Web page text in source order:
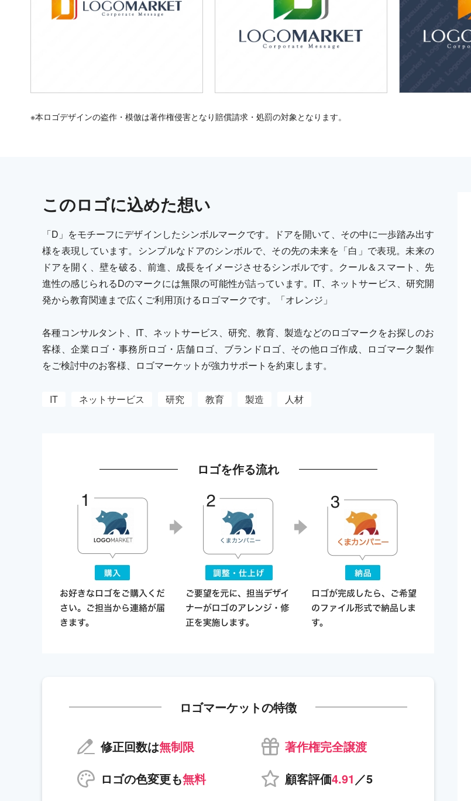
※本ロゴデザインの盗作・模倣は著作権侵害となり賠償請求・処罰の対象となります。
このロゴに込めた想い
「D」をモチーフにデザインしたシンボルマークです。ドアを開いて、その中に一歩踏み出す
様を表現しています。シンプルなドアのシンボルで、その先の未来を「白」で表現。未来の
ドアを開く、壁を破る、前進、成長をイメージさせるシンボルです。クール＆スマート、先
進性の感じられるDのマークには無限の可能性が詰っています。IT、ネットサービス、研究開
発から教育関連まで広くご利用頂けるロゴマークです。「オレンジ」
各種コンサルタント、IT、ネットサービス、研究、教育、製造などのロゴマークをお探しのお
客様、企業ロゴ・事務所ロゴ・店舗ロゴ、ブランドロゴ、その他ロゴ作成、ロゴマーク製作
をご検討中のお客様、ロゴマーケットが強力サポートを約束します。
IT ネットサービス 研究 教育 製造 人材
ロゴを作る流れ
ロゴマーケットの特徴
修正回数は無制限
著作権完全譲渡
ロゴの色変更も無料 顧客評価4.91 ／5